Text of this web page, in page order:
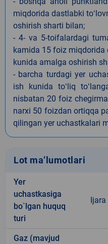
miqdorida dastlabki
oshirish sharti bilan;
- 4- va 5-toifalardagi
kamida 15 foiz miqdorida
kunida amalga oshirish
- barcha turdagi yer
ish kunida toʻliq
nisbatan 20 foiz
narxi 50 foizdan ortiqqa
qilingan yer uchastkalari
Lot ma’lumotlari
Yer
uchastkasiga
bo`lgan huquq
turi
Ijara
Gaz (mavjud